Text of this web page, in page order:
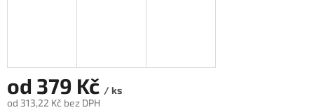
od 379 Kč / ks
od 313,22 Kč bez DPH